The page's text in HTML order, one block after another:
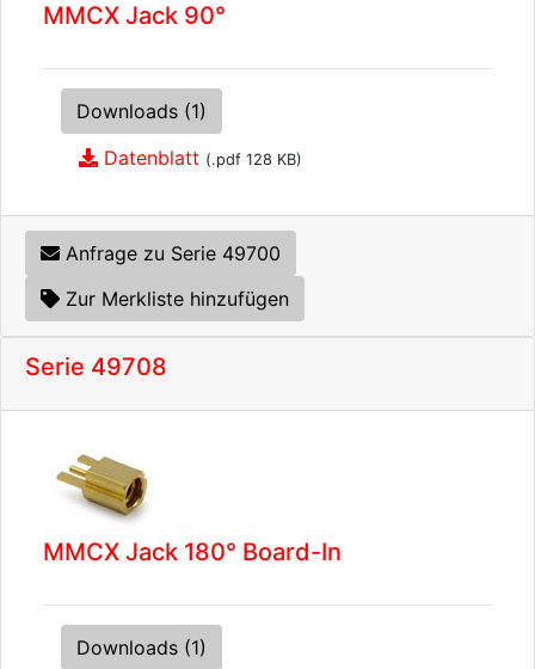
MMCX Jack 90°
Downloads (1)
Datenblatt (.pdf 128 KB)
Anfrage zu Serie 49700
Zur Merkliste hinzufügen
Serie 49708
MMCX Jack 180° Board-In
Downloads (1)